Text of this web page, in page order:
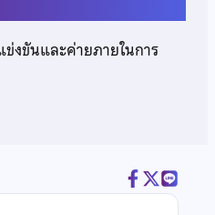
งขันและค่ายภายในการ